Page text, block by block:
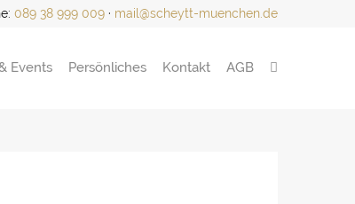
089 38 999 009 · mail@scheytt-muenchen.de
Events Persönliches Kontakt AGB